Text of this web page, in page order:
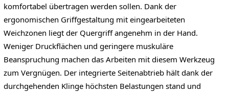
komfortabel übertragen werden sollen. Dank der
ergonomischen Griffgestaltung mit eingearbeiteten
Weichzonen liegt der Quergriff angenehm in der Hand.
Weniger Druckflächen und geringere muskuläre
Beanspruchung machen das Arbeiten mit diesem Werkzeug
zum Vergnügen. Der integrierte Seitenabtrieb hält dank der
durchgehenden Klinge höchsten Belastungen stand und